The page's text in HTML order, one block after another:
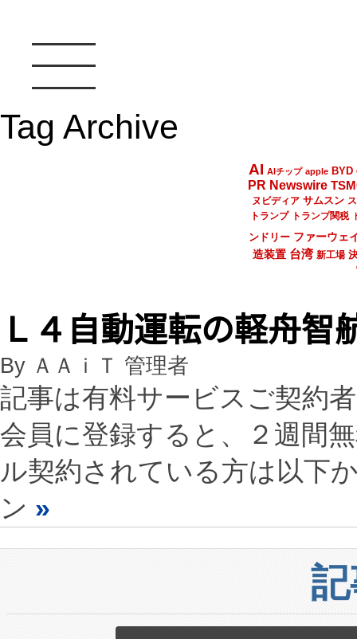
Tag Archive
AI AIチップ apple BYD
PR Newswire
ヌビディア サムスン
トランプ
トランプ関税
ンドリー ファーウェ
造装置 台湾 新工場
Ｌ４自動運転の軽舟
By ＡＡｉＴ 管理者
記事は有料サービスご契約
会員に登録すると、２週間
ル契約されている方は以下
ン »